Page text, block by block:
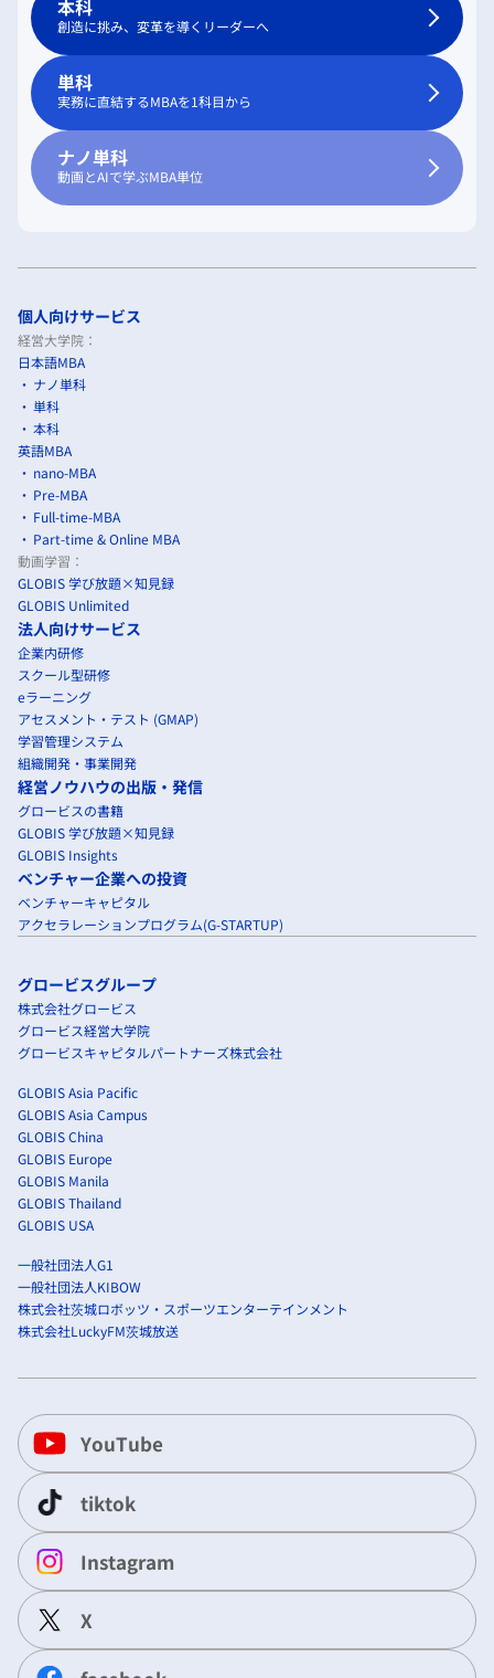
本科
創造に挑み、変革を導くリーダーへ
単科
実務に直結するMBAを1科目から
ナノ単科
動画とAIで学ぶMBA単位
個人向けサービス
経営大学院：
日本語MBA
ナノ単科
単科
本科
英語MBA
nano-MBA
Pre-MBA
Full-time-MBA
Part-time & Online MBA
動画学習：
GLOBIS 学び放題×知見録
GLOBIS Unlimited
法人向けサービス
企業内研修
スクール型研修
eラーニング
アセスメント・テスト (GMAP)
学習管理システム
組織開発・事業開発
経営ノウハウの出版・発信
グロービスの書籍
GLOBIS 学び放題×知見録
GLOBIS Insights
ベンチャー企業への投資
ベンチャーキャピタル
アクセラレーションプログラム(G-STARTUP)
グロービスグループ
株式会社グロービス
グロービス経営大学院
グロービスキャピタルパートナーズ株式会社
GLOBIS Asia Pacific
GLOBIS Asia Campus
GLOBIS China
GLOBIS Europe
GLOBIS Manila
GLOBIS Thailand
GLOBIS USA
一般社団法人G1
一般社団法人KIBOW
株式会社茨城ロボッツ・スポーツエンターテインメント
株式会社LuckyFM茨城放送
YouTube
tiktok
Instagram
X